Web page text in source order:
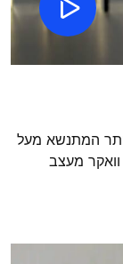
המתנשא מעל
של שיקגו. כך 110 צפון וואקר מעצב